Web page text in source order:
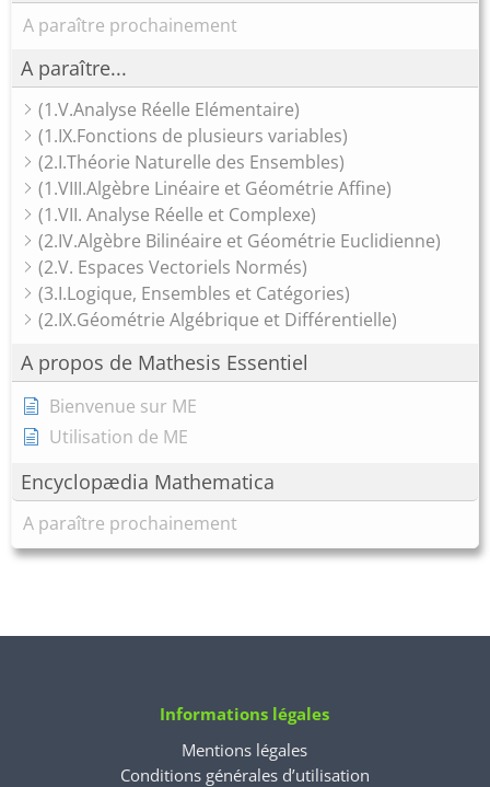
A paraître prochainement
A paraître...
(1.V.Analyse Réelle Elémentaire)
(1.IX.Fonctions de plusieurs variables)
(2.I.Théorie Naturelle des Ensembles)
(1.VIII.Algèbre Linéaire et Géométrie Affine)
(1.VII. Analyse Réelle et Complexe)
(2.IV.Algèbre Bilinéaire et Géométrie Euclidienne)
(2.V. Espaces Vectoriels Normés)
(3.I.Logique, Ensembles et Catégories)
(2.IX.Géométrie Algébrique et Différentielle)
A propos de Mathesis Essentiel
Bienvenue sur ME
Utilisation de ME
Encyclopædia Mathematica
A paraître prochainement
Informations légales
Mentions légales
Conditions générales d’utilisation